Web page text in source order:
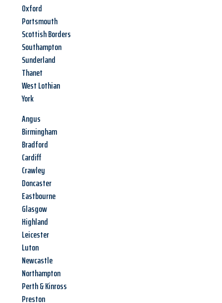
Oxford
Portsmouth
Scottish Borders
Southampton
Sunderland
Thanet
West Lothian
York
Angus
Birmingham
Bradford
Cardiff
Crawley
Doncaster
Eastbourne
Glasgow
Highland
Leicester
Luton
Newcastle
Northampton
Perth & Kinross
Preston